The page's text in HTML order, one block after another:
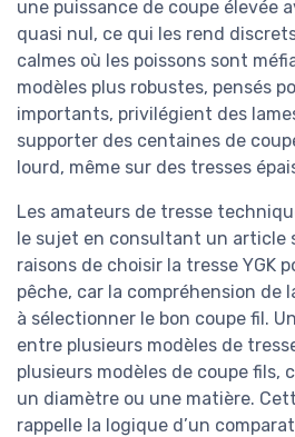
une puissance de coupe élevée
quasi nul, ce qui les rend
calmes où les poissons sont
modèles plus robustes, pensés
importants, privilégient des
supporter des centaines de
lourd, même sur des tresses
Les amateurs de tresse
le sujet en consultant un article
raisons de choisir la tresse YGK
pêche, car la compréhension de
à sélectionner le bon coupe fil.
entre plusieurs modèles de
plusieurs modèles de coupe fils,
un diamètre ou une matière.
rappelle la logique d’un